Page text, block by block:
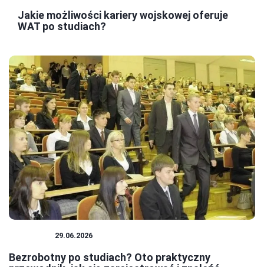
Jakie możliwości kariery wojskowej oferuje
WAT po studiach?
29.06.2026
Bezrobotny po studiach? Oto praktyczny